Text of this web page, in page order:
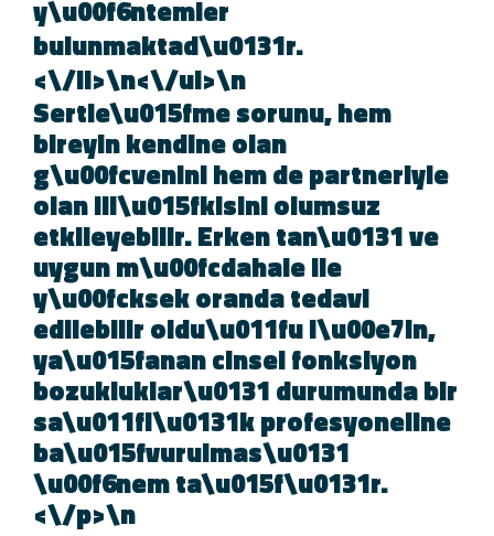
y\u00f6ntemler
bulunmaktad\u0131r.
<\/li>\n<\/ul>\n
Sertle\u015fme sorunu, hem
bireyin kendine olan
g\u00fcvenini hem de partneriyle
olan ili\u015fkisini olumsuz
etkileyebilir. Erken tan\u0131 ve
uygun m\u00fcdahale ile
y\u00fcksek oranda tedavi
edilebilir oldu\u011fu i\u00e7in,
ya\u015fanan cinsel fonksiyon
bozukluklar\u0131 durumunda
sa\u011fl\u0131k profesyoneline
ba\u015fvurulmas\u0131
\u00f6nem ta\u015f\u0131r.
<\/p>\n